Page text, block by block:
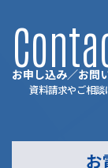
お申し込み／お問
資料請求やご相
お